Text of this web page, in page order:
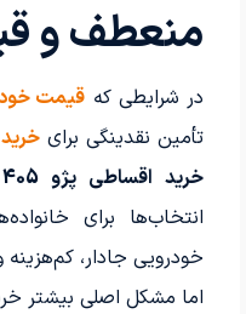
منعطف و
در شرایطی که قیمت
تأمین نقدینگی برای
خرید اقساطی پژو 405
انتخاب‌ها برای
خودرویی جادار،
اما مشکل اصلی بیشتر